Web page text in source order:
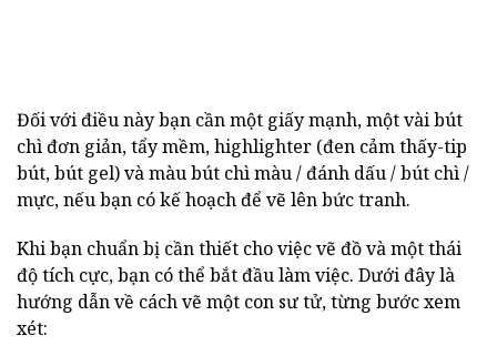
Đối với điều này bạn cần một giấy mạnh, một vài bút
chì đơn giản, tẩy mềm, highlighter (đen cảm thấy-tip
bút, bút gel) và màu bút chì màu / đánh dấu / bút chì /
mực, nếu bạn có kế hoạch để vẽ lên bức tranh.
Khi bạn chuẩn bị cần thiết cho việc vẽ đồ và một thái
độ tích cực, bạn có thể bắt đầu làm việc. Dưới đây là
hướng dẫn về cách vẽ một con sư tử, từng bước xem
xét: